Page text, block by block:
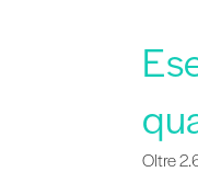
Oltre